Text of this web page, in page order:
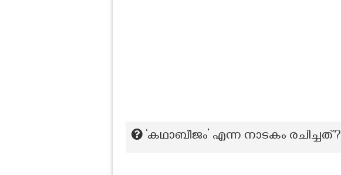
‘കഥാബീജം’ എന്ന നാടകം രചിച്ചത്?